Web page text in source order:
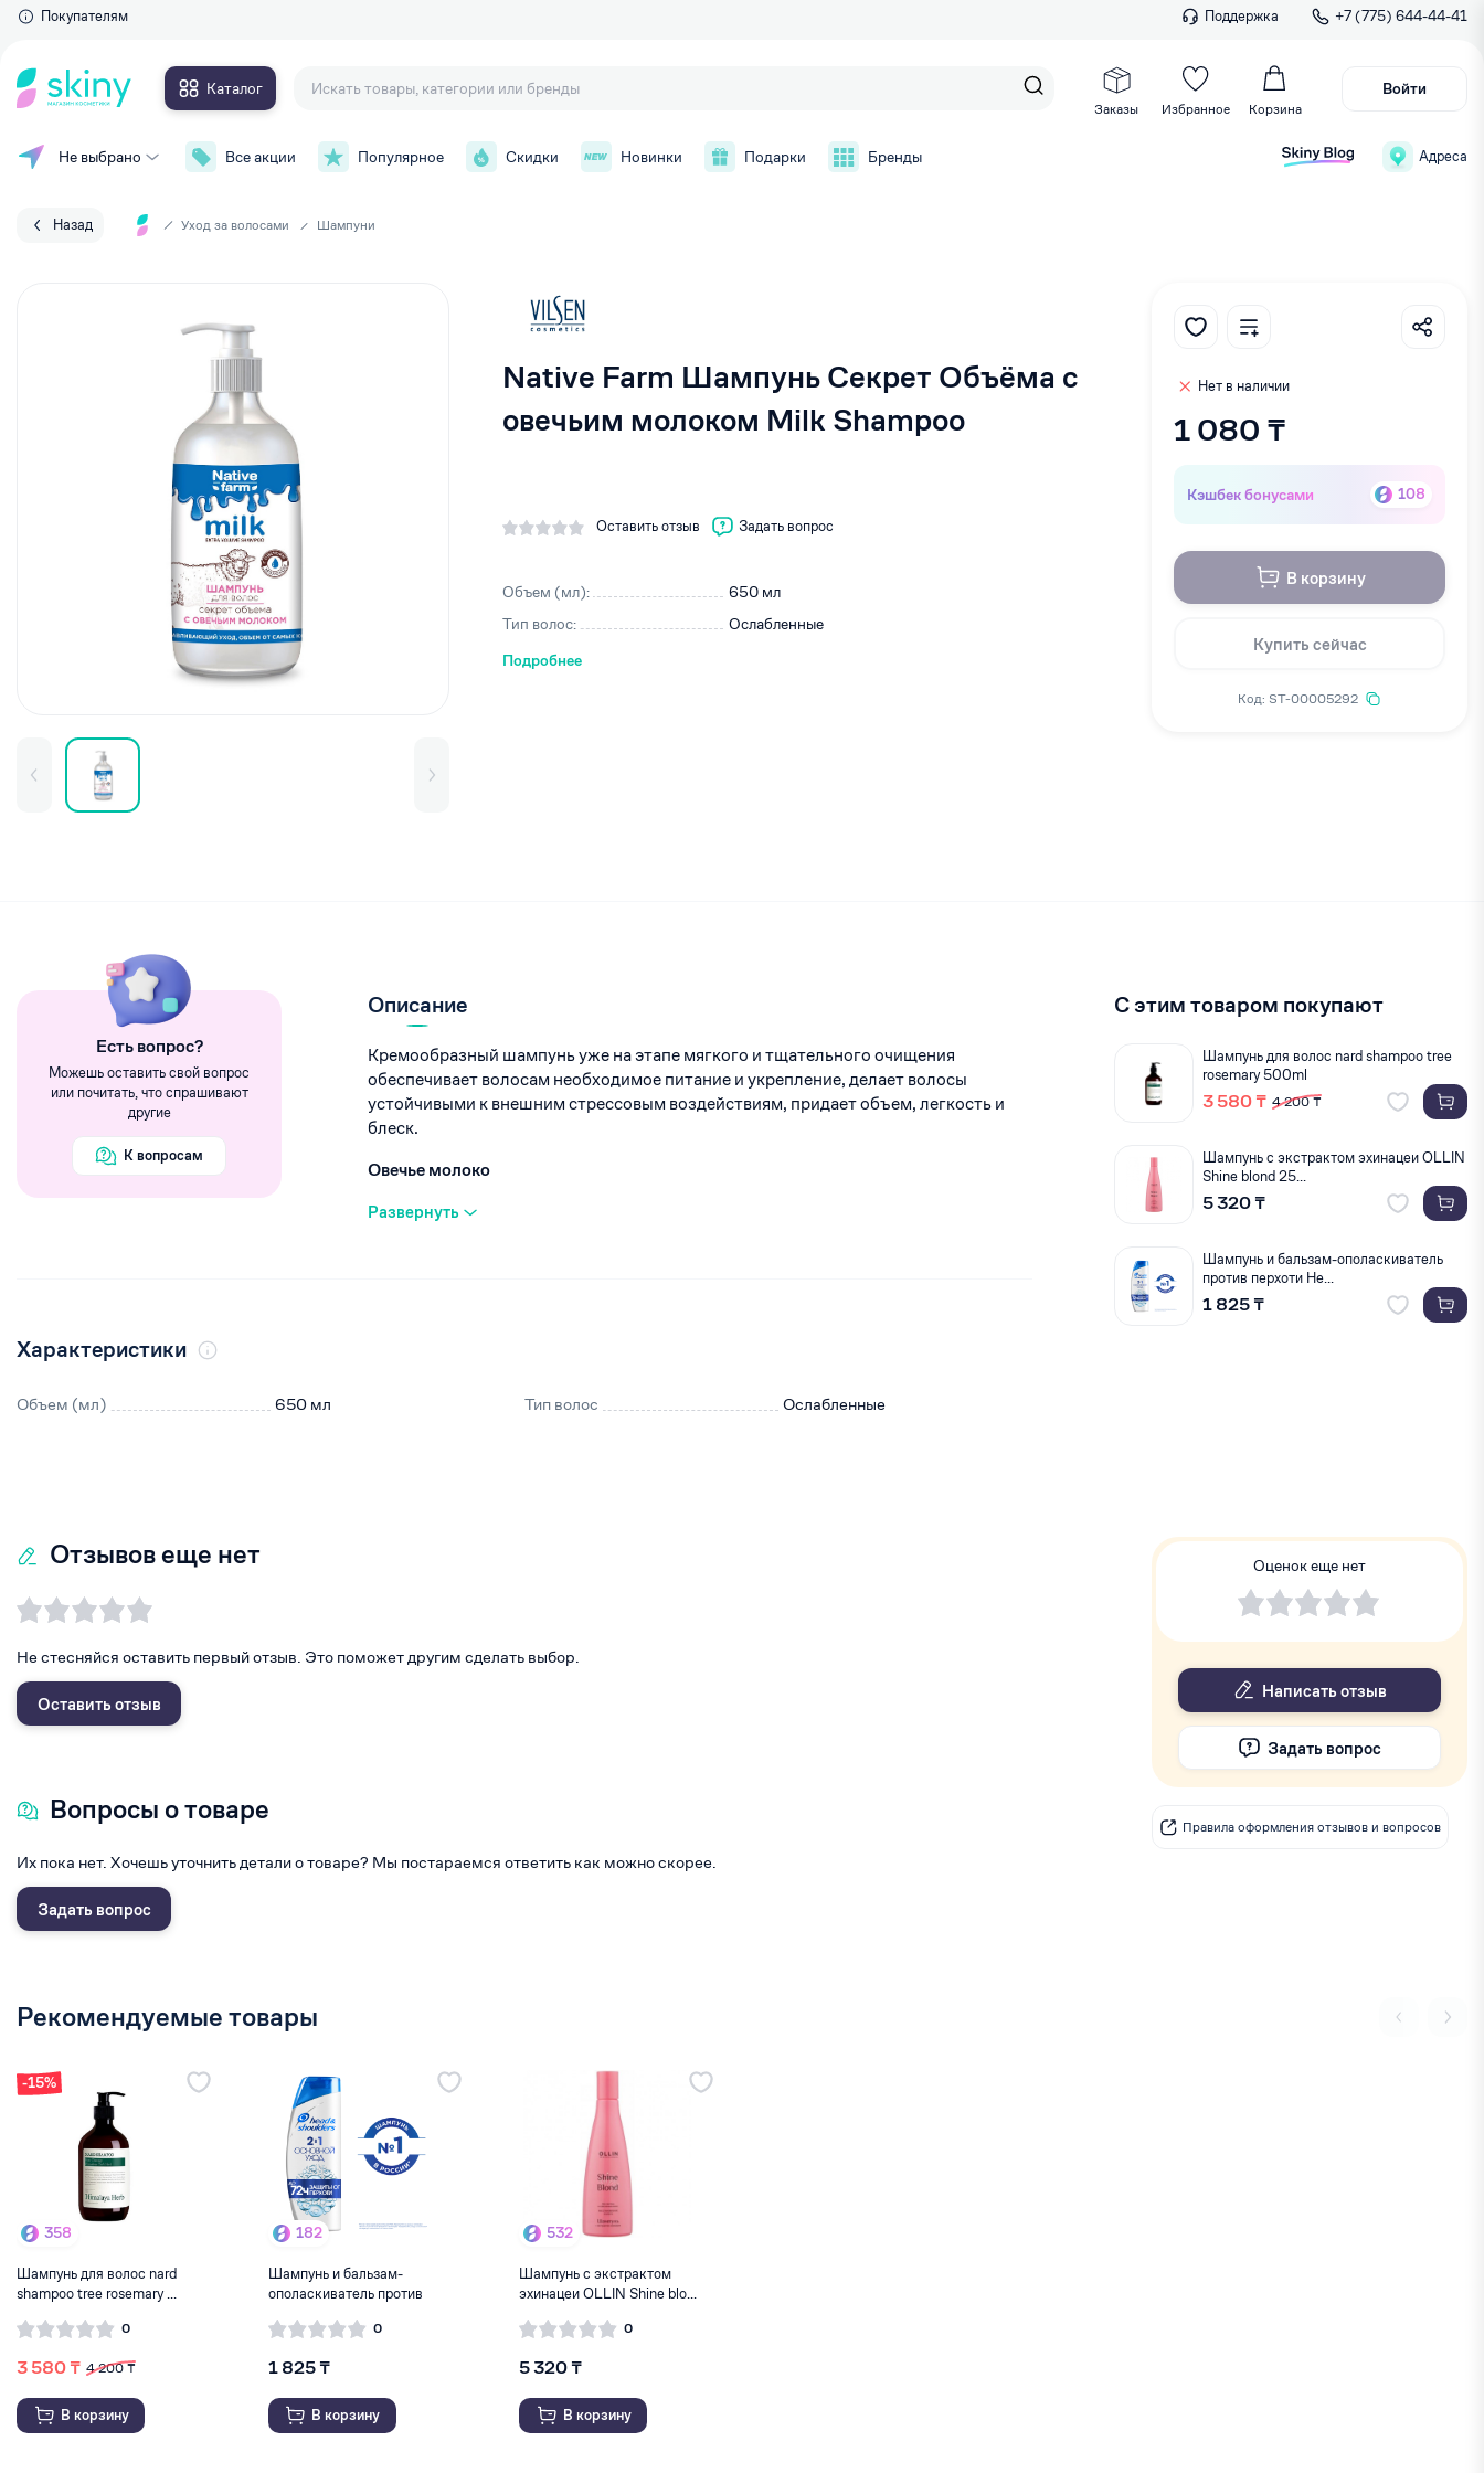
Покупателям Поддержка +7 (775) 644-44-41
Каталог
Заказы Избранное Корзина
Войти
Не выбрано Все акции Популярное Скидки Новинки Подарки Бренды Адреса
Назад Уход за волосами Шампуни
Native Farm Шампунь Секрет Объёма с
овечьим молоком Milk Shampoo
Оставить отзыв Задать вопрос
Объем (мл):
650 мл
Тип волос:
Ослабленные
Подробнее
Нет в наличии
1 080 ₸
Кэшбек бонусами 108
В корзину
Купить сейчас
Код: ST-00005292
Eсть вопрос?
Можешь оставить свой вопрос
или почитать, что спрашивают
другие
К вопросам
Описание
Кремообразный шампунь уже на этапе мягкого и тщательного очищения
обеспечивает волосам необходимое питание и укрепление, делает волосы
устойчивыми к внешним стрессовым воздействиям, придает объем, легкость и
блеск.
Овечье молоко
Развернуть
Характеристики
Объем (мл) 650 мл Тип волос Ослабленные
С этим товаром покупают
Шампунь для волос nard shampoo tree
rosemary 500ml
3 580 ₸ 4 200 ₸
Шампунь с экстрактом эхинацеи OLLIN
Shine blond 25...
5 320 ₸
Шампунь и бальзам-ополаскиватель
против перхоти He...
1 825 ₸
Отзывов еще нет
Не стесняйся оставить первый отзыв. Это поможет другим сделать выбор.
Оставить отзыв
Вопросы о товаре
Их пока нет. Хочешь уточнить детали о товаре? Мы постараемся ответить как можно скорее.
Задать вопрос
Оценок еще нет
Написать отзыв
Задать вопрос
Правила оформления отзывов и вопросов
Рекомендуемые товары
-15%
358
Шампунь для волос nard
shampoo tree rosemary ...
0
3 580 ₸ 4 200 ₸
В корзину
182
Шампунь и бальзам-
ополаскиватель против
0
1 825 ₸
В корзину
532
Шампунь с экстрактом
эхинацеи OLLIN Shine blo...
0
5 320 ₸
В корзину
Макияж
Уход за лицом
Наборы и сертификаты
Для глаз
Тени для век
Губные помады
Блески для губ
Карандаши для губ
Для бровей
Тушь для бровей
Карандаши и лайнеры для бровей
Помады и тинты для бровей
Набор для бровей